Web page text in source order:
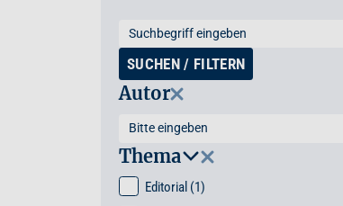
SUCHEN / FILTERN
Autor
Thema
Editorial (1)